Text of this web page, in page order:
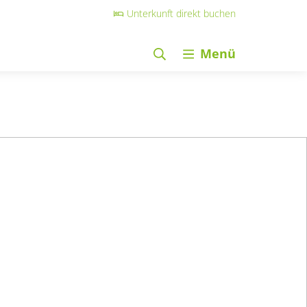
Unterkunft direkt buchen
Menü